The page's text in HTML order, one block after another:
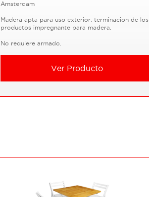
Amsterdam
Madera apta para uso exterior, terminacion de los
productos impregnante para madera.
No requiere armado.
Ver Producto